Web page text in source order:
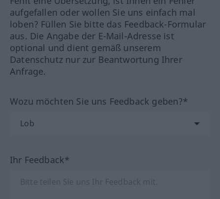
aufgefallen oder wollen Sie uns einfach mal
loben? Füllen Sie bitte das Feedback-Formular
aus. Die Angabe der E-Mail-Adresse ist
optional und dient gemäß unserem
Datenschutz nur zur Beantwortung Ihrer
Anfrage.
Wozu möchten Sie uns Feedback geben?*
Ihr Feedback*